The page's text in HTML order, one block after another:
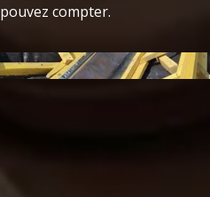
pouvez compter.